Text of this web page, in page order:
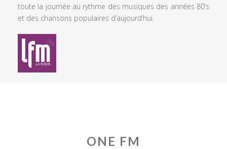
toute la journée au rythme des musiques des années 80’s
et des chansons populaires d’aujourd’hui.
ONE FM